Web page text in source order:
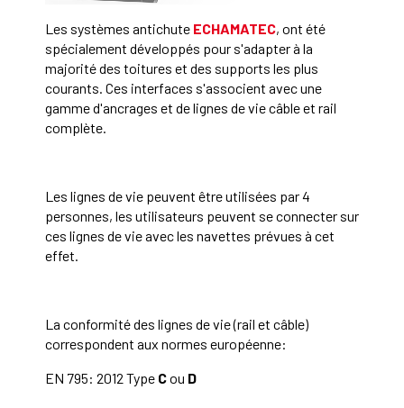
Les systèmes antichute ECHAMATEC, ont été
spécialement développés pour s'adapter à la
majorité des toitures et des supports les plus
courants. Ces interfaces s'associent avec une
gamme d'ancrages et de lignes de vie câble et rail
complète.
Les lignes de vie peuvent être utilisées par 4
personnes, les utilisateurs peuvent se connecter sur
ces lignes de vie avec les navettes prévues à cet
effet.
La conformité des lignes de vie (rail et câble)
correspondent aux normes européenne:
EN 795: 2012 Type Cou D